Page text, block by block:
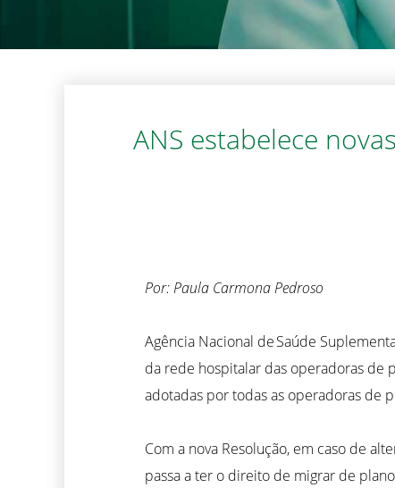
ANS estabelece
Por: Paula Carmona Pedroso
Agência Nacional de Saúde
da rede hospitalar das operadoras de
adotadas por todas as operadoras de
Com a nova Resolução, em caso de
passa a ter o direito de migrar de